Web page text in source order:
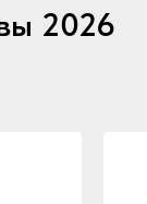
2026